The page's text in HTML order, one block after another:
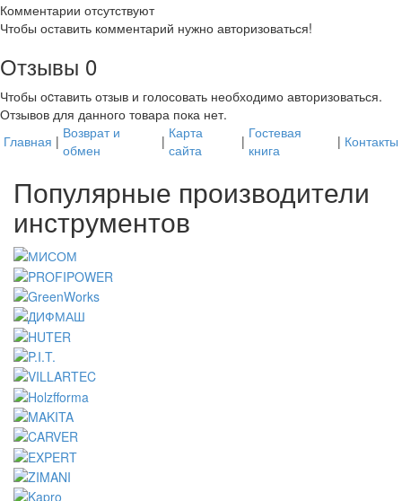
Комментарии отсутствуют
Чтобы оставить комментарий нужно авторизоваться!
Отзывы 0
Чтобы оcтавить отзыв и голосовать необходимо авторизоваться.
Отзывов для данного товара пока нет.
Главная | Возврат и
обмен
| Карта
сайта
| Гостевая
книга
| Контакты
Популярные производители
инструментов